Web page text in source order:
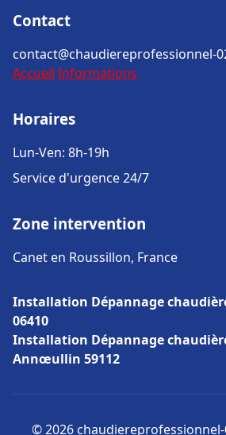
Contact
contact@chaudiereprofessionnel-
Accueil Informations
Horaires
Lun-Ven: 8h-19h
Service d'urgence 24/7
Zone intervention
Canet en Roussillon, France
Installation Dépannage
06410
Installation Dépannage
Annœullin 59112
© 2026